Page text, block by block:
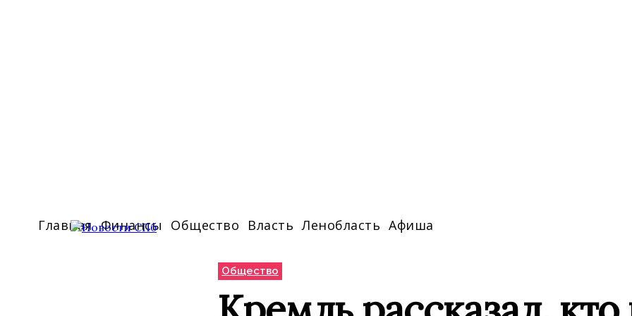
Главная Финансы Общество Власть Ленобласть Афиша
Общество